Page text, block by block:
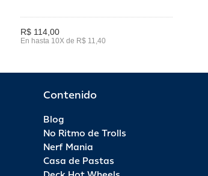
R$ 114,00
En hasta 10X de R$ 11,40
Contenido
Blog
No Ritmo de Trolls
Nerf Mania
Casa de Pastas